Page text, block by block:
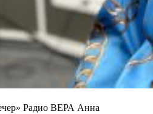
Радио ВЕРА Анна